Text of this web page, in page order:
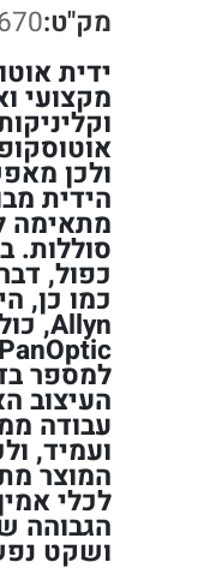
מק"ט:
מקצועי
ולכן
הידית
מתאימה
סוללות.
כפול,
למספר
העיצוב
עבודה
ועמיד,
המוצר
לכלי
ושקט